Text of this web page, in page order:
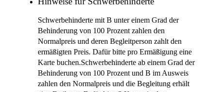
Schwerbehinderte mit B unter einem Grad der
Behinderung von 100 Prozent zahlen den
Normalpreis und deren Begleitperson zahlt den
ermäßigten Preis. Dafür bitte pro Ermäßigung eine
Karte buchen.Schwerbehinderte ab einem Grad der
Behinderung von 100 Prozent und B im Ausweis
zahlen den Normalpreis und die Begleitung erhält